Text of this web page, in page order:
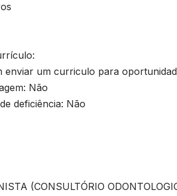
enviar um curriculo para
Não
deficiência: Não
(CONSULTÓRIO